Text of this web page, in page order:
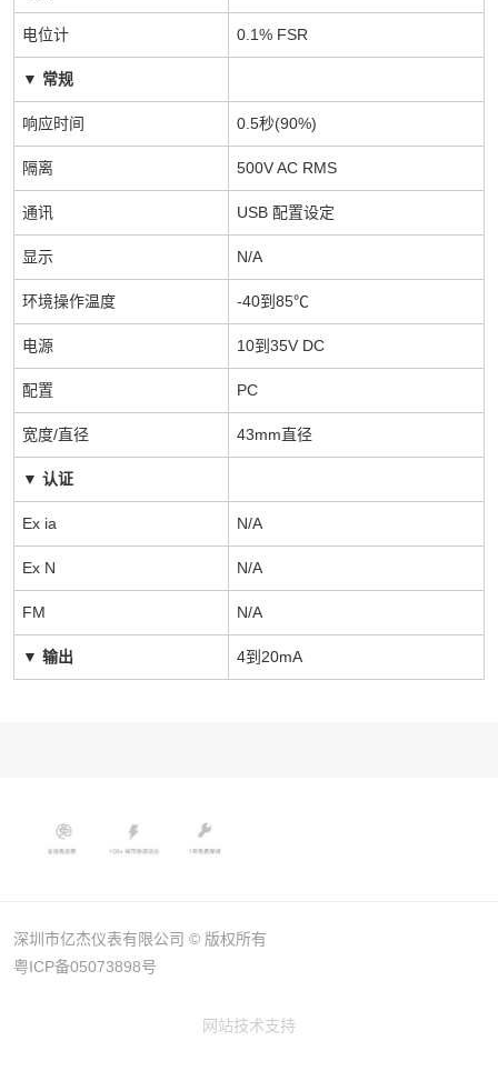
电位计 0.1% FSR
▼ 常规
响应时间 0.5秒(90%)
隔离 500V AC RMS
通讯 USB 配置设定
显示 N/A
环境操作温度 -40到85℃
电源 10到35V DC
配置 PC
宽度/直径 43mm直径
▼ 认证
Ex ia N/A
Ex N N/A
FM N/A
▼ 输出 4到20mA
深圳市亿杰仪表有限公司 © 版权所有
粤ICP备05073898号
网站技术支持